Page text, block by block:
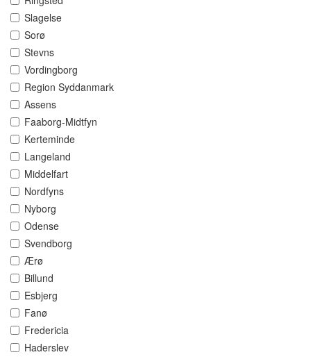
Slagelse
Sorø
Stevns
Vordingborg
Region Syddanmark
Assens
Faaborg-Midtfyn
Kerteminde
Langeland
Middelfart
Nordfyns
Nyborg
Odense
Svendborg
Ærø
Billund
Esbjerg
Fanø
Fredericia
Haderslev